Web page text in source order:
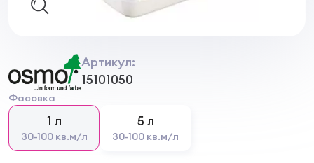
Артикул:
15101050
Фасовка
1 л
30-100 кв.м/л
5 л
30-100 кв.м/л